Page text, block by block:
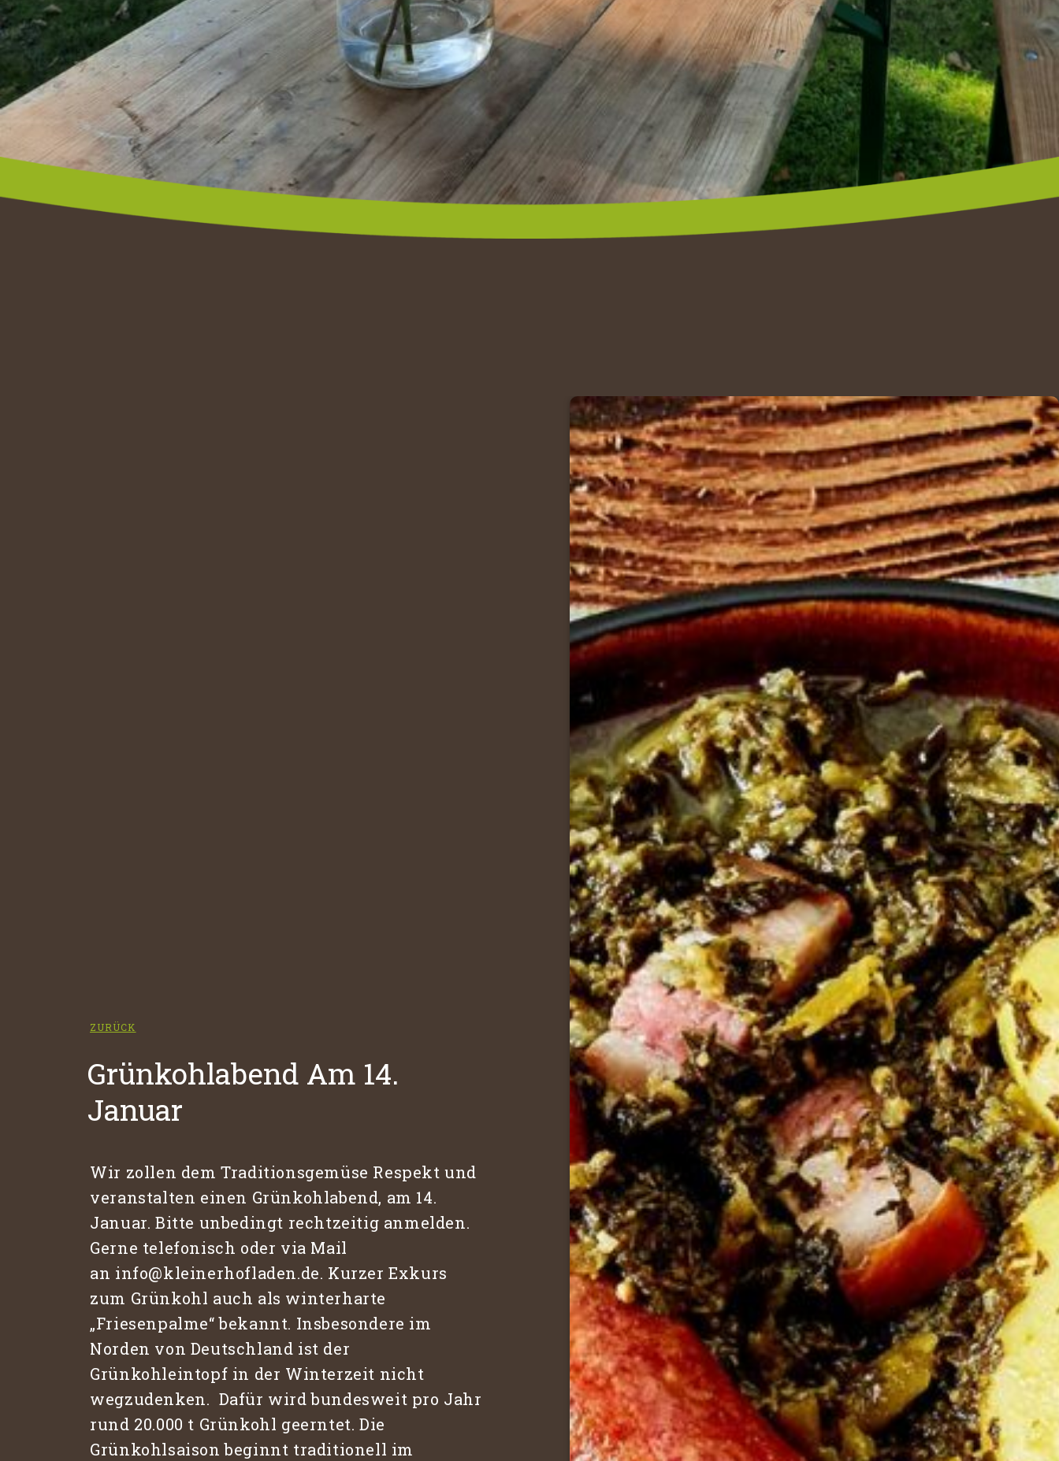
ZURÜCK
Grünkohlabend Am 14.
Januar
Wir zollen dem Traditionsgemüse Respekt und
veranstalten einen Grünkohlabend, am 14.
Januar. Bitte unbedingt rechtzeitig anmelden.
Gerne telefonisch oder via Mail
an info@kleinerhofladen.de. Kurzer Exkurs
zum Grünkohl auch als winterharte
„Friesenpalme“ bekannt. Insbesondere im
Norden von Deutschland ist der
Grünkohleintopf in der Winterzeit nicht
wegzudenken. Dafür wird bundesweit pro Jahr
rund 20.000 t Grünkohl geerntet. Die
Grünkohlsaison beginnt traditionell im